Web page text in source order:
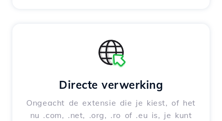
Directe verwerking
Ongeacht de extensie die je kiest, of het
nu .com, .net, .org, .ro of .eu is, je kunt